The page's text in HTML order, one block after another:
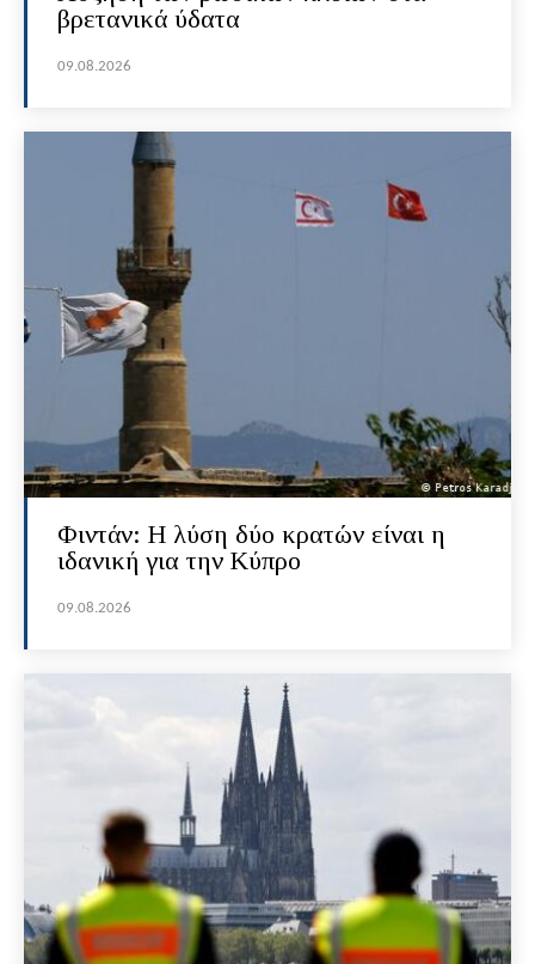
βρετανικά ύδατα
09.08.2026
Φιντάν: Η λύση δύο κρατών είναι η
ιδανική για την Κύπρο
09.08.2026